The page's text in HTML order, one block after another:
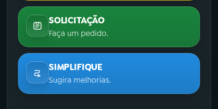
SOLICITAÇÃO
Faça um pedido.
SIMPLIFIQUE
Sugira melhorias.